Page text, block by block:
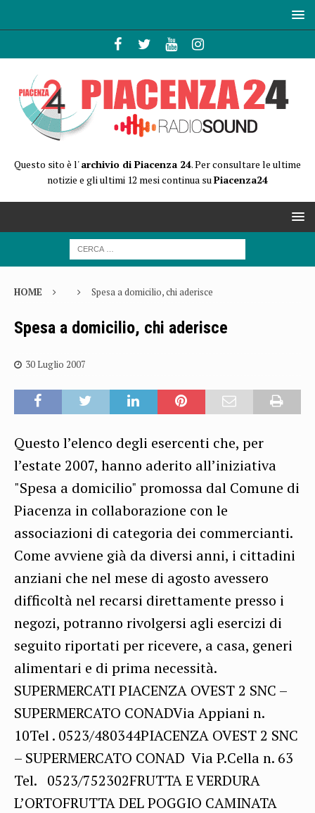
Questo sito è l'archivio di Piacenza 24. Per consultare le ultime
notizie e gli ultimi 12 mesi continua suPiacenza24
HOME Spesa a domicilio, chi aderisce
Spesa a domicilio, chi aderisce
30 Luglio 2007
Questo l’elenco degli esercenti che, per
l’estate 2007, hanno aderito all’iniziativa
"Spesa a domicilio" promossa dal Comune di
Piacenza in collaborazione con le
associazioni di categoria dei commercianti.
Come avviene già da diversi anni, i cittadini
anziani che nel mese di agosto avessero
difficoltà nel recarsi direttamente presso i
negozi, potranno rivolgersi agli esercizi di
seguito riportati per ricevere, a casa, generi
alimentari e di prima necessità.
SUPERMERCATI PIACENZA OVEST 2 SNC –
SUPERMERCATO CONADVia Appiani n.
10Tel . 0523/480344PIACENZA OVEST 2 SNC
– SUPERMERCATO CONAD Via P.Cella n. 63
Tel. 0523/752302FRUTTA E VERDURA
L’ORTOFRUTTA DEL POGGIO CAMINATA